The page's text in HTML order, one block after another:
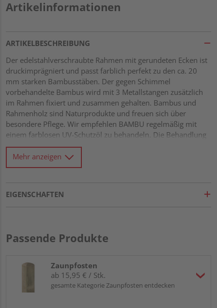
Artikelinformationen
ARTIKELBESCHREIBUNG
Der edelstahlverschraubte Rahmen mit gerundeten Ecken ist
druckimprägniert und passt farblich perfekt zu den ca. 20
mm starken Bambusstäben. Der gegen Schimmel
vorbehandelte Bambus wird mit 3 Metallstangen zusätzlich
im Rahmen fixiert und zusammen gehalten. Bambus und
Rahmenholz sind Naturprodukte und freuen sich über
besondere Pflege. Wir empfehlen BAMBU regelmäßig mit
einem farblosen UV-Schutzöl zu behandeln. Die Behandlung
wirkt schmutz- und wasserabweisend, beugt Pilz- und
Schimmelbildung vor und schützt vor UV-Strahlung. Stabiler
Rahmen 42 x 68 mm mit verzapften Ecken Rahmen aus
mm starken Bambusstäben Fixiert mit 3 Edelstahlstangen
Mehr anzeigen
EIGENSCHAFTEN
Passende Produkte
Zaunpfosten
ab 15,95 € / Stk.
gesamte Kategorie Zaunpfosten entdecken